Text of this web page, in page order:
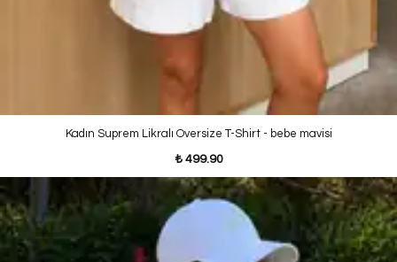
Kadın Suprem Likralı Oversize T-Shirt - bebe mavisi
₺ 499.90